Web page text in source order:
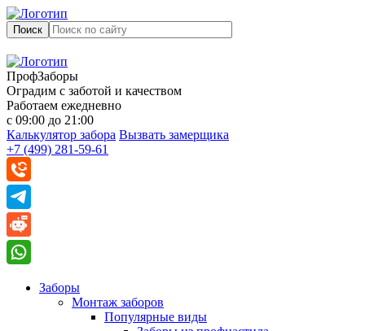
Поиск
ПрофЗаборы
Оградим с заботой и качеством
Работаем ежедневно
с 09:00 до 21:00
Калькулятор забора Вызвать замерщика
+7 (499) 281-59-61
Заборы
Монтаж заборов
Популярные виды